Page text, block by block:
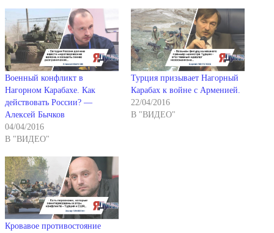
Военный конфликт в
Нагорном Карабахе. Как
действовать России? —
Алексей Бычков
04/04/2016
В "ВИДЕО"
Турция призывает Нагорный
Карабах к войне с Арменией.
22/04/2016
В "ВИДЕО"
Кровавое противостояние